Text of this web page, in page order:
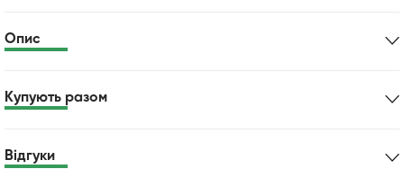
Опис
Купують разом
Відгуки